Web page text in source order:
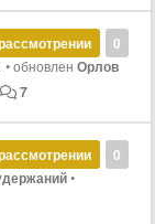
0
•обновленОрлов
7
0
•